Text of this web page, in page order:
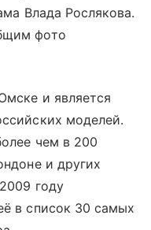
Влада Рослякова.
фото
и является
моделей.
чем в 200
и других
году
в список 30 самых